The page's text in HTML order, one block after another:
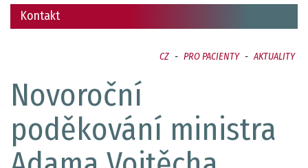
Kontakt
CZ - PRO PACIENTY - AKTUALITY
Novoroční
poděkování ministra